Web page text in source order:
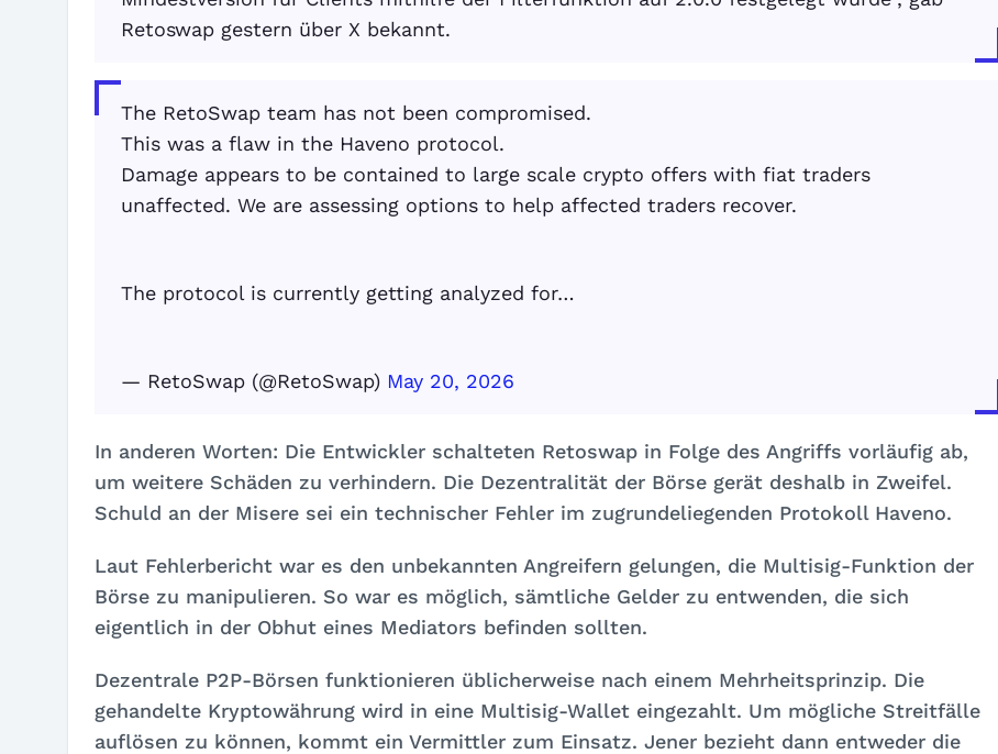
Retoswap gestern über X bekannt.
The RetoSwap team has not been compromised.
This was a flaw in the Haveno protocol.
Damage appears to be contained to large scale crypto offers with fiat traders
unaffected. We are assessing options to help affected traders recover.
The protocol is currently getting analyzed for…
— RetoSwap (@RetoSwap) May 20, 2026
In anderen Worten: Die Entwickler schalteten Retoswap in Folge des Angriffs vorläufig ab,
um weitere Schäden zu verhindern. Die Dezentralität der Börse gerät deshalb in Zweifel.
Schuld an der Misere sei ein technischer Fehler im zugrundeliegenden Protokoll Haveno.
Laut Fehlerbericht war es den unbekannten Angreifern gelungen, die Multisig-Funktion der
Börse zu manipulieren. So war es möglich, sämtliche Gelder zu entwenden, die sich
eigentlich in der Obhut eines Mediators befinden sollten.
Dezentrale P2P-Börsen funktionieren üblicherweise nach einem Mehrheitsprinzip. Die
gehandelte Kryptowährung wird in eine Multisig-Wallet eingezahlt. Um mögliche Streitfälle
auflösen zu können, kommt ein Vermittler zum Einsatz. Jener bezieht dann entweder die